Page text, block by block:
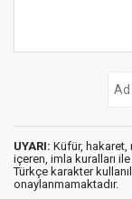
UYARI: Küfür, hakaret,
içeren, imla kuralları ile
Türkçe karakter
onaylanmamaktadır.